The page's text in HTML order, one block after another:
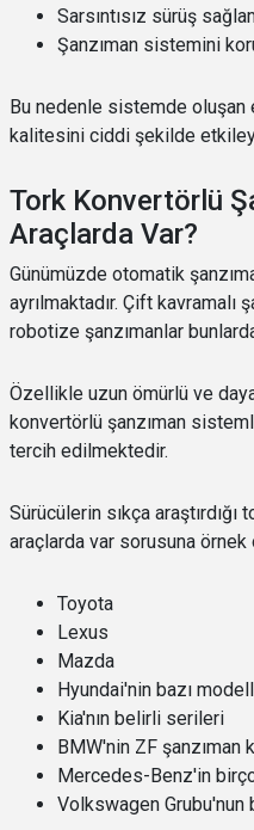
Sarsıntısız sürüş
Şanzıman sistemini
Bu nedenle sistemde
kalitesini ciddi şekilde
Tork Konvertörlü
Araçlarda Var?
Günümüzde otomatik
ayrılmaktadır. Çift kavramalı
robotize şanzımanlar
Özellikle uzun ömürlü ve
konvertörlü şanzıman
tercih edilmektedir.
Sürücülerin sıkça
araçlarda var sorusuna
Toyota
Lexus
Mazda
Hyundai'nin bazı
Kia'nın belirli serileri
BMW'nin ZF şanzıman
Mercedes-Benz'in
Volkswagen Grubu'nun